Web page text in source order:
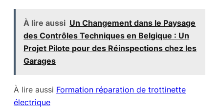
À lire aussi Un Changement dans le Paysage
des Contrôles Techniques en Belgique : Un
Projet Pilote pour des Réinspections chez les
Garages
À lire aussi Formation réparation de trottinette
électrique